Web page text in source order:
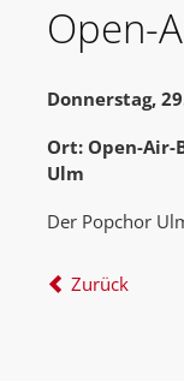
Open-
Donnerstag,
Ort: Open-Air-
Ulm
Der Popchor
Zurück